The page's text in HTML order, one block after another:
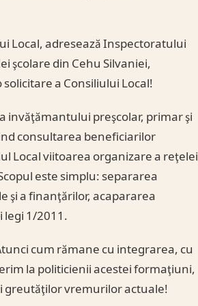
Local, adresează Inspectoratului
şcolare din Cehu Silvaniei,
a Consiliului Local!
invăţămantului preşcolar, primar şi
consultarea beneficiarilor
Local viitoarea organizare a reţelei
este simplu: separarea
şi a finanţărilor, acapararea
legi 1/2011.
cum rămane cu integrarea, cu
la politicienii acestei formaţiuni,
greutăţilor vremurilor actuale!